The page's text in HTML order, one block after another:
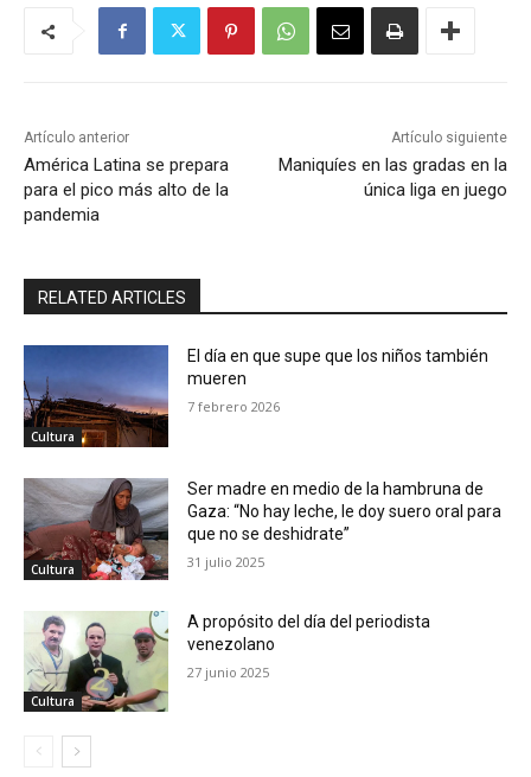
Artículo anterior
América Latina se prepara
para el pico más alto de la
pandemia
Artículo siguiente
Maniquíes en las gradas en la
única liga en juego
RELATED ARTICLES
Cultura
El día en que supe que los niños también
mueren
7 febrero 2026
Cultura
Ser madre en medio de la hambruna de
Gaza: “No hay leche, le doy suero oral para
que no se deshidrate”
31 julio 2025
Cultura
A propósito del día del periodista
venezolano
27 junio 2025